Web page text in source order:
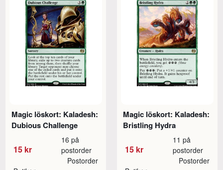
Magic löskort: Kaladesh:
Dubious Challenge
15 kr
16 på
postorder
Postorder
Magic löskort: Kaladesh:
Bristling Hydra
15 kr
11 på
postorder
Postorder